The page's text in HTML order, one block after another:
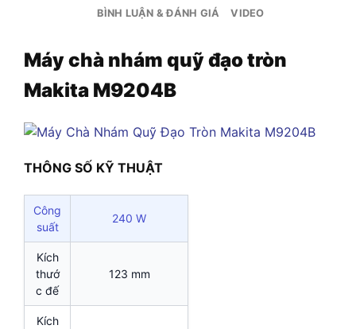
BÌNH LUẬN & ĐÁNH GIÁ VIDEO
Máy chà nhám quỹ đạo tròn
Makita M9204B
THÔNG SỐ KỸ THUẬT
Công
suất
240 W
Kích
thướ
c đế
123 mm
Kích